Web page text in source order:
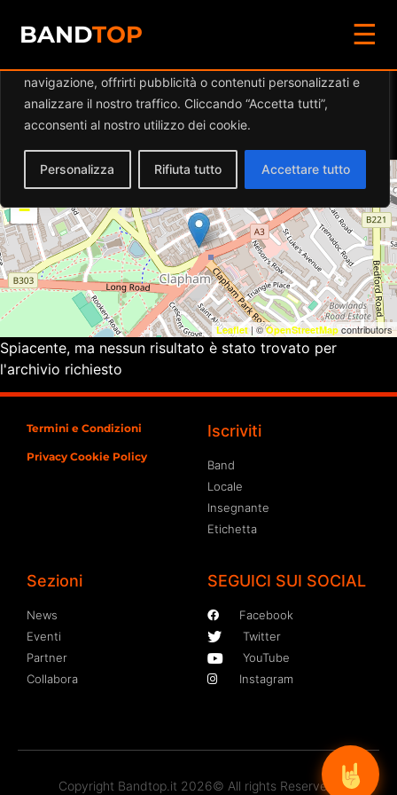
Diamo valore alla tua privacy
navigazione, offrirti pubblicità o contenuti personalizzati e
analizzare il nostro traffico. Cliccando “Accetta tutti”,
acconsenti al nostro utilizzo dei cookie.
Personalizza Rifiuta tutto Accettare tutto
BANDTOP
☰
Eventi aVENN STREET
RECORDS
+
−
Leaflet | ©OpenStreetMap contributors
Spiacente, ma nessun risultato è stato trovato per
l'archivio richiesto
Termini e Condizioni
Privacy Cookie Policy
Iscriviti
Band
Locale
Insegnante
Etichetta
Sezioni
News
Eventi
Partner
Collabora
SEGUICI SUI SOCIAL
Facebook
Twitter
YouTube
Instagram
Copyright Bandtop.it 2026© All rights Reserved.